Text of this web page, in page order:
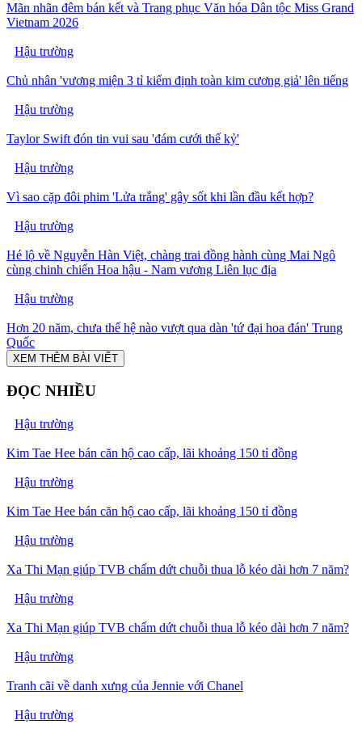
Mãn nhãn đêm bán kết và Trang phục Văn hóa Dân tộc Miss Grand
Vietnam 2026
Hậu trường
Chủ nhân 'vương miện 3 tỉ kiểm định toàn kim cương giả' lên tiếng
Hậu trường
Taylor Swift đón tin vui sau 'đám cưới thế kỷ'
Hậu trường
Vì sao cặp đôi phim 'Lửa trắng' gây sốt khi lần đầu kết hợp?
Hậu trường
Hé lộ về Nguyễn Hàn Việt, chàng trai đồng hành cùng Mai Ngô
cùng chinh chiến Hoa hậu - Nam vương Liên lục địa
Hậu trường
Hơn 20 năm, chưa thế hệ nào vượt qua dàn 'tứ đại hoa đán' Trung
Quốc
XEM THÊM BÀI VIẾT
ĐỌC NHIỀU
Hậu trường
Kim Tae Hee bán căn hộ cao cấp, lãi khoảng 150 tỉ đồng
Hậu trường
Kim Tae Hee bán căn hộ cao cấp, lãi khoảng 150 tỉ đồng
Hậu trường
Xa Thi Mạn giúp TVB chấm dứt chuỗi thua lỗ kéo dài hơn 7 năm?
Hậu trường
Xa Thi Mạn giúp TVB chấm dứt chuỗi thua lỗ kéo dài hơn 7 năm?
Hậu trường
Tranh cãi về danh xưng của Jennie với Chanel
Hậu trường